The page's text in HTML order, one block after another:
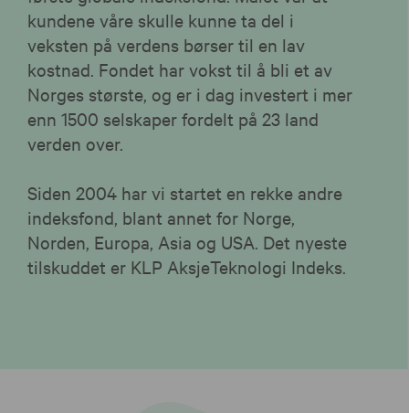
kundene våre skulle kunne ta del i
veksten på verdens børser til en lav
kostnad. Fondet har vokst til å bli et av
Norges største, og er i dag investert i mer
enn 1500 selskaper fordelt på 23 land
verden over.
Siden 2004 har vi startet en rekke andre
indeksfond, blant annet for Norge,
Norden, Europa, Asia og USA. Det nyeste
tilskuddet er KLP AksjeTeknologi Indeks.